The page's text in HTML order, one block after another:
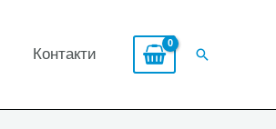
Контакти Search